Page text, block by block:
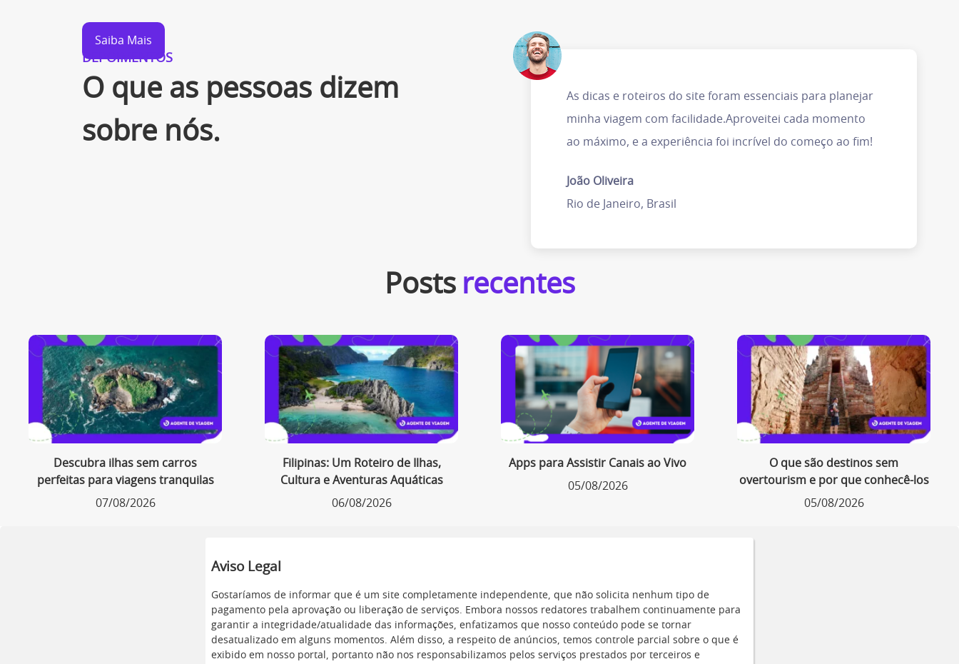
Saiba Mais
DEPOIMENTOS
O que as pessoas dizem
sobre nós.
As dicas e roteiros do site foram essenciais para planejar
minha viagem com facilidade.Aproveitei cada momento
ao máximo, e a experiência foi incrível do começo ao fim!
João Oliveira
Rio de Janeiro, Brasil
Posts recentes
Descubra ilhas sem carros
perfeitas para viagens tranquilas
07/08/2026
Filipinas: Um Roteiro de Ilhas,
Cultura e Aventuras Aquáticas
06/08/2026
Apps para Assistir Canais ao Vivo
05/08/2026
O que são destinos sem
overtourism e por que conhecê-los
05/08/2026
Aviso Legal
Gostaríamos de informar que é um site completamente independente, que não solicita nenhum tipo de
pagamento pela aprovação ou liberação de serviços. Embora nossos redatores trabalhem continuamente para
garantir a integridade/atualidade das informações, enfatizamos que nosso conteúdo pode se tornar
desatualizado em alguns momentos. Além disso, a respeito de anúncios, temos controle parcial sobre o que é
exibido em nosso portal, portanto não nos responsabilizamos pelos serviços prestados por terceiros e